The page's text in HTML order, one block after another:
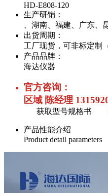
HD-E808-120
生产研销：
、湖南、福建、广东
出货周期：
工厂现货，可非标定制
产品品牌：
海达仪器
官方咨询：
区域 陈经理
获取型号规格书
产品性能介绍
Product detail parameters